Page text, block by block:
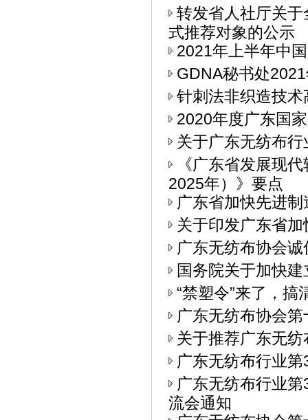
转发省人社厅关
式推荐对象的公示
2021年上半年中
GDNA秘书处
针刺法非织造技
2020年度广东国
关于广东无纺布
《广东省发展现
2025年）》要点
广东省加快先进
关于印发广东省
广东无纺布协会
国务院关于加快
“禁塑令”来了，
广东无纺布协会
关于推荐广东无
广东无纺布行业
广东无纺布行业
流会通知